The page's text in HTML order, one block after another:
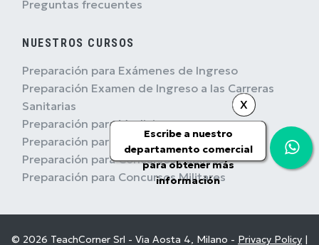
X
Escribe a nuestro
departamento comercial
para obtener más
información
Preguntas frecuentes
NUESTROS CURSOS
Preparación para Exámenes de Ingreso
Preparación Examen de Ingreso a las Carreras
Sanitarias
Preparación para Medicina
Preparación para EPSO
Preparación para Concursos Públicos
Preparación para Concursos Militares
© 2026 TeachCorner Srl - Via Aosta 4, Milano - Privacy Policy |